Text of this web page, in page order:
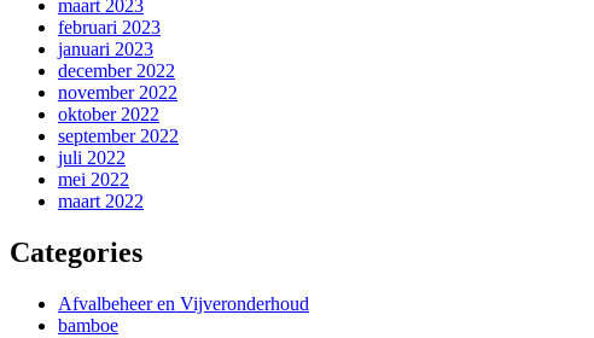
maart 2023
februari 2023
januari 2023
december 2022
november 2022
oktober 2022
september 2022
juli 2022
mei 2022
maart 2022
Categories
Afvalbeheer en Vijveronderhoud
bamboe